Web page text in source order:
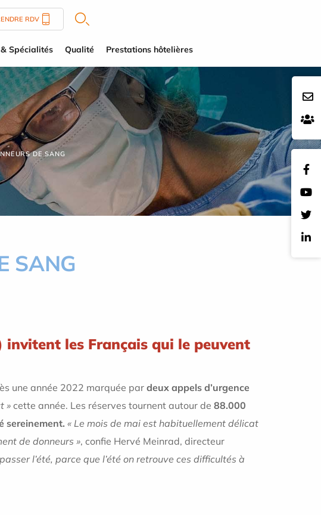
RDV
Spécialités Qualité Prestations hôtelières
DE SANG
SANG
invitent les Français qui le peuvent
une année 2022 marquée par deux appels d’urgence
» cette année. Les réserves tournent autour de 88.000
sereinement. « Le mois de mai est habituellement délicat
de donneurs », confie Hervé Meinrad, directeur
l’été, parce que l’été on retrouve ces difficultés à